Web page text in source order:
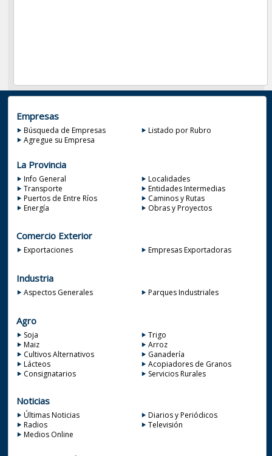
Empresas
Búsqueda de Empresas
Listado por Rubro
Agregue su Empresa
La Provincia
Info General
Localidades
Transporte
Entidades Intermedias
Puertos de Entre Ríos
Caminos y Rutas
Energía
Obras y Proyectos
Comercio Exterior
Exportaciones Empresas Exportadoras
Industria
Aspectos Generales Parques Industriales
Agro
Soja
Trigo
Maiz
Arroz
Cultivos Alternativos
Ganadería
Lácteos
Acopiadores de Granos
Consignatarios
Servicios Rurales
Noticias
Últimas Noticias
Diarios y Periódicos
Radios
Televisión
Medios Online